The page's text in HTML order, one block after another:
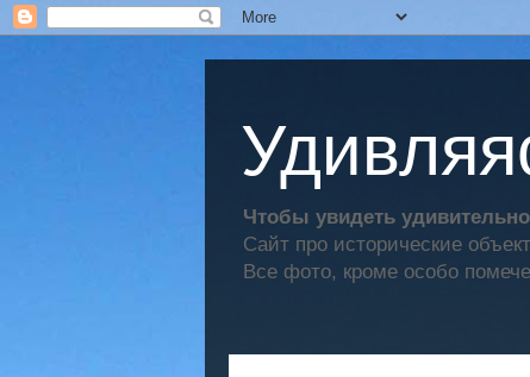
Чтобы увидеть
Сайт про исторические
Все фото, кроме особо